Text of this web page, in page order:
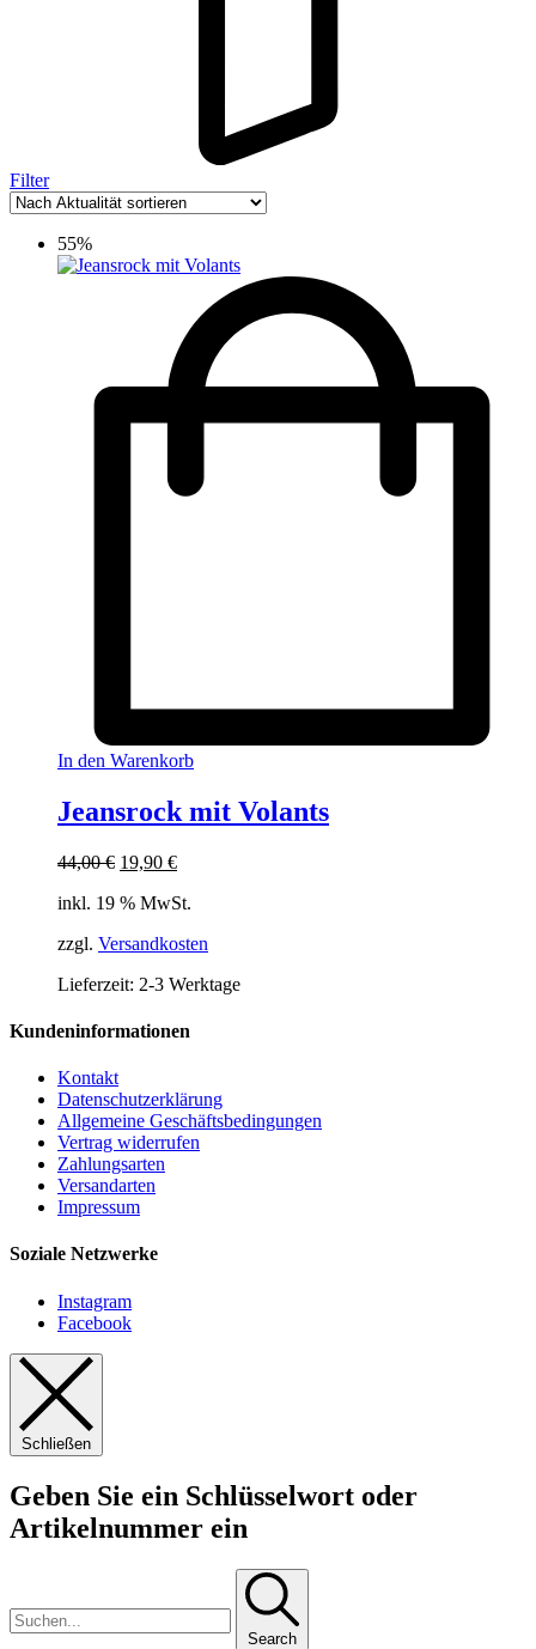
Filter
55%
In den Warenkorb
Jeansrock mit Volants
44,00€ Ursprünglicher
war:
19,90 €Aktueller
ist:
inkl. 19 % MwSt.
zzgl. Versandkosten
Lieferzeit: 2-3 Werktage
Kundeninformationen
Kontakt
Datenschutzerklärung
Allgemeine Geschäftsbedingungen
Vertrag widerrufen
Zahlungsarten
Versandarten
Impressum
Soziale Netzwerke
Instagram
Facebook
Schließen
Geben Sie ein Schlüsselwort oder
Artikelnummer ein
Search